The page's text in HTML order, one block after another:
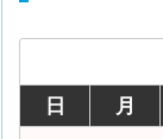
日
月